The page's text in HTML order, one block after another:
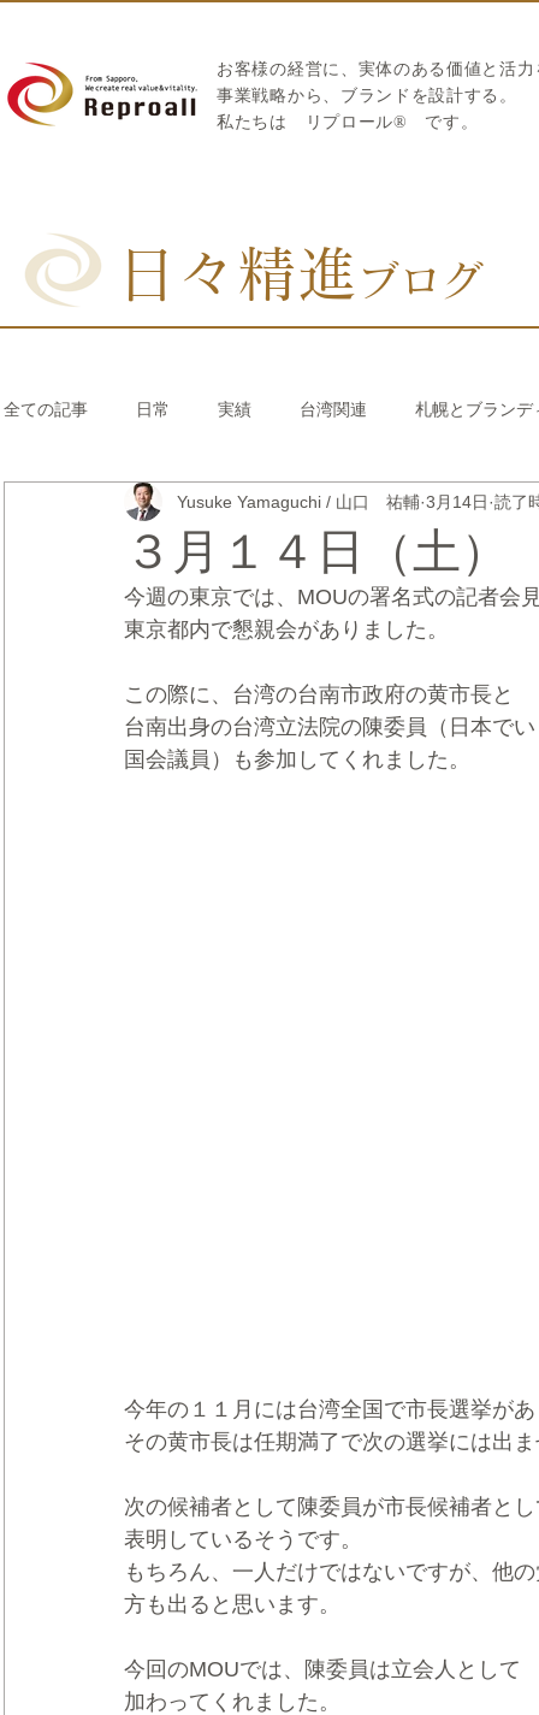
お客様の経営に、実体のある価値と活
​事業戦略から、ブランドを設計する。
私たちは
リプロール® です。
日々精進 ブログ
全ての記事 日常 実績 台湾関連 札幌とブランデ
リブランディング® さとうきび繊維のストロー 中国
CRMブランディング® デジタルマーケティングブランデ
３月１４日（土
Yusuke Yamaguchi / 山口 祐輔 3月14日 読了
今週の東京では、MOUの署名式の記者会
東京都内で懇親会がありました。
この際に、台湾の台南市政府の黄市長と
台南出身の台湾立法院の陳委員（日本で
国会議員）も参加してくれました。
今年の１１月には台湾全国で市長選挙が
その黄市長は任期満了で次の選挙には出
次の候補者として陳委員が市長候補者と
表明しているそうです。
もちろん、一人だけではないですが、他
方も出ると思います。
今回のMOUでは、陳委員は立会人として
加わってくれました。